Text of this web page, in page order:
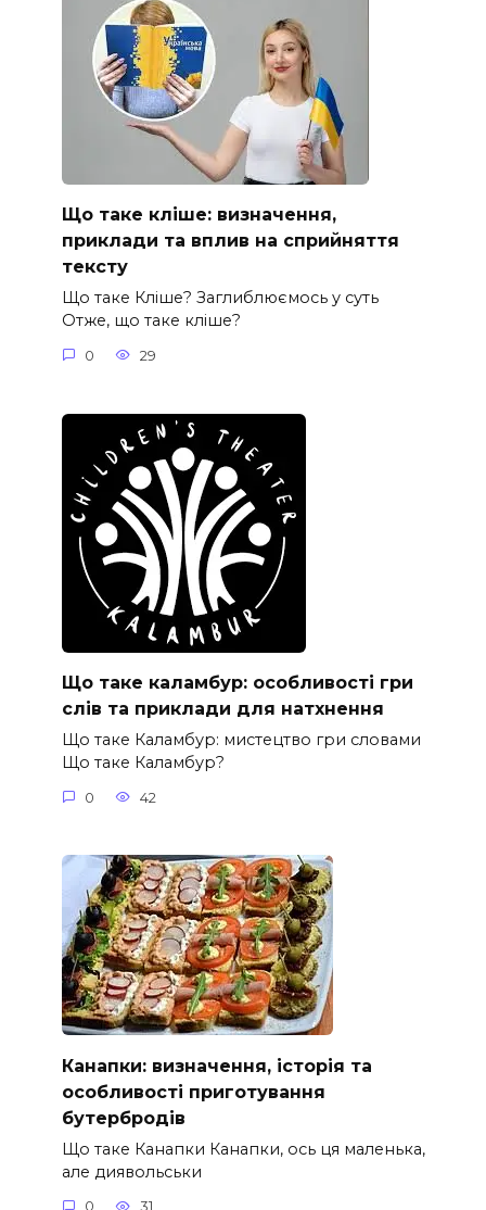
Що таке кліше: визначення,
приклади та вплив на сприйняття
тексту
Що таке Кліше? Заглиблюємось у суть
Отже, що таке кліше?
0 29
Що таке каламбур: особливості гри
слів та приклади для натхнення
Що таке Каламбур: мистецтво гри словами
Що таке Каламбур?
0 42
Канапки: визначення, історія та
особливості приготування
бутербродів
Що таке Канапки Канапки, ось ця маленька,
але диявольськи
0 31